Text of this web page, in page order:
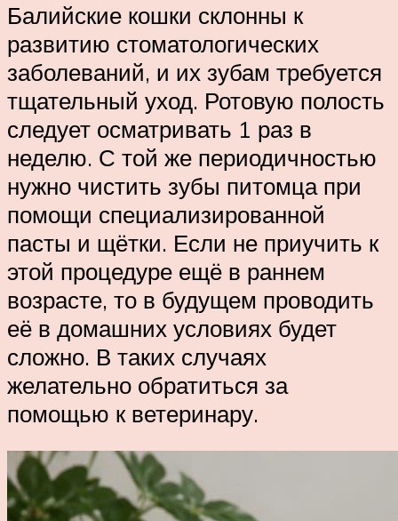
Балийские кошки склонны к
развитию стоматологических
заболеваний, и их зубам требуется
тщательный уход. Ротовую полость
следует осматривать 1 раз в
неделю. С той же периодичностью
нужно чистить зубы питомца при
помощи специализированной
пасты и щётки. Если не приучить к
этой процедуре ещё в раннем
возрасте, то в будущем проводить
её в домашних условиях будет
сложно. В таких случаях
желательно обратиться за
помощью к ветеринару.